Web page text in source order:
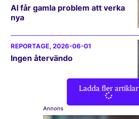
AI får gamla problem att verka
nya
REPORTAGE, 2026-06-01
Ingen återvändo
Ladda fler artiklar
Annons